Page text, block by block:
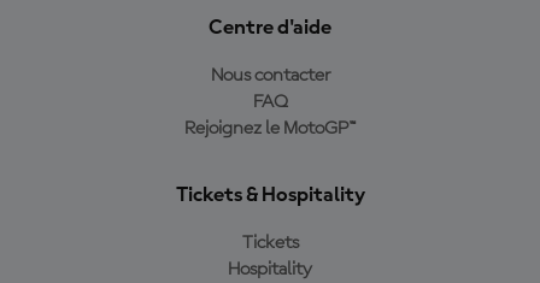
Centre d'aide
Nous contacter
FAQ
Rejoignez le MotoGP™
Tickets & Hospitality
Tickets
Hospitality